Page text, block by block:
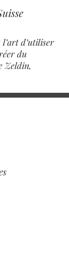
d’utiliser
du
Zeldin,